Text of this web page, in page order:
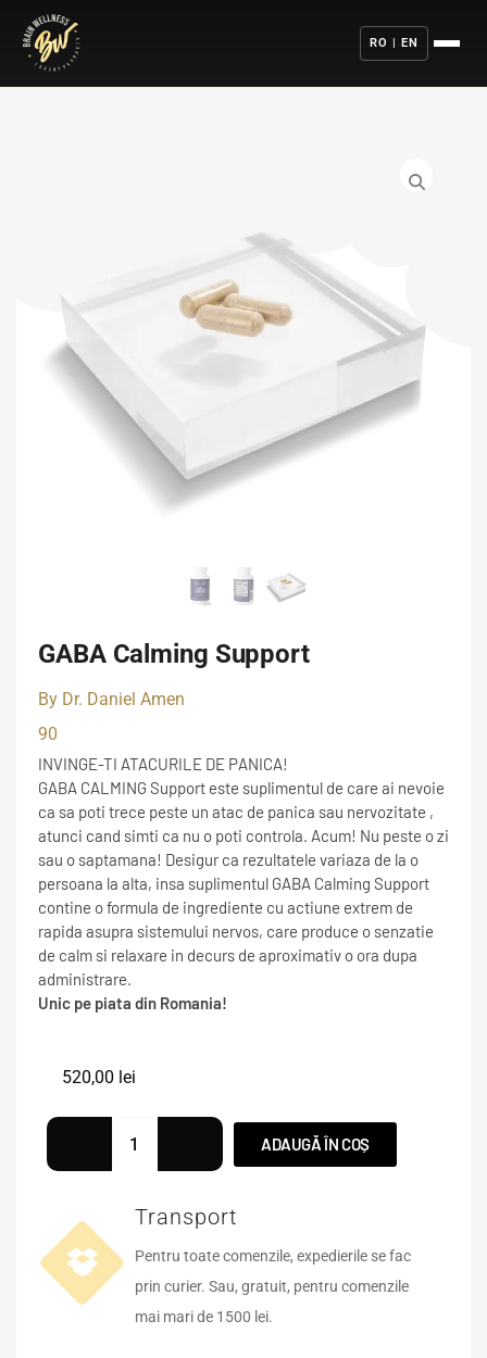
RO | EN
GABA Calming Support
By Dr. Daniel Amen
90
INVINGE-TI ATACURILE DE PANICA!
GABA CALMING Support este suplimentul de care ai nevoie
ca sa poti trece peste un atac de panica sau nervozitate ,
atunci cand simti ca nu o poti controla. Acum! Nu peste o zi
sau o saptamana! Desigur ca rezultatele variaza de la o
persoana la alta, insa suplimentul GABA Calming Support
contine o formula de ingrediente cu actiune extrem de
rapida asupra sistemului nervos, care produce o senzatie
de calm si relaxare in decurs de aproximativ o ora dupa
administrare.
Unic pe piata din Romania!
520,00 lei
ADAUGĂ ÎN COȘ
Transport
Pentru toate comenzile, expedierile se fac
prin curier. Sau, gratuit, pentru comenzile
mai mari de 1500 lei.